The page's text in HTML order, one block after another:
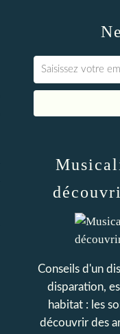
Conseils d'un
disparation,
habitat : les
découvrir des